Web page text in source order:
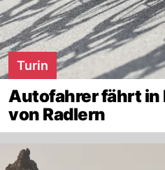
Turin
Autofahrer fährt in
von Radlern